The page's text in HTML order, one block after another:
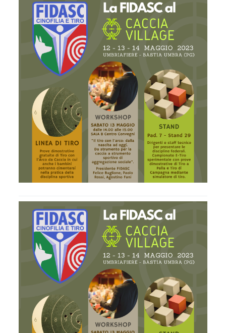
Albo Fornitori
Referenti e gruppi di lavoro regionali
Scuole Federali
Tecnici
Direttori di Gara
Formazione
Calendario Manifestazioni
Organi di Giustizia - Dispositivi
Modelli e moduli
Albo Atleti Cinofili
Guida Locandine Ufficiali
Tiro di Campagna
English e Training Sporting
Tiro a Palla
Tiro con l'arco da caccia
Field Target
Paintball